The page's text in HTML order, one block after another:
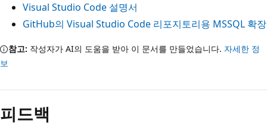
Visual Studio Code 설명서
GitHub의 Visual Studio Code 리포지토리용 MSSQL 확장
참고: 작성자가 AI의 도움을 받아 이 문서를 만들었습니다. 자세한 정
보
피드백